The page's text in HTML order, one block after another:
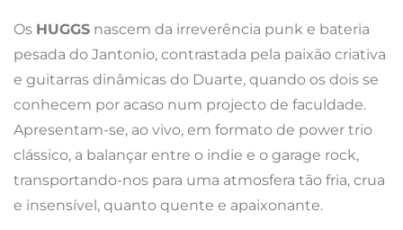
Os HUGGS nascem da irreverência punk e bateria
pesada do Jantonio, contrastada pela paixão criativa
e guitarras dinâmicas do Duarte, quando os dois se
conhecem por acaso num projecto de faculdade.
Apresentam-se, ao vivo, em formato de power trio
clássico, a balançar entre o indie e o garage rock,
transportando-nos para uma atmosfera tão fria, crua
e insensível, quanto quente e apaixonante.